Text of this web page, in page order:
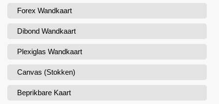
Forex Wandkaart
Dibond Wandkaart
Plexiglas Wandkaart
Canvas (Stokken)
Beprikbare Kaart